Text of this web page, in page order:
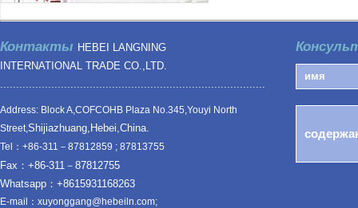
Контакты HEBEI LANGNING
INTERNATIONAL TRADE CO.,LTD.
...................................................................................
Address: Block A,COFCOHB Plaza No.345,Youyi North
Street,Shijiazhuang,Hebei,China.
Tel：+86-311－87812859 ; 87813755
Fax：+86-311－87812755
Whatsapp：+8615931168263
E-mail：xuyonggang@hebeiln.com;